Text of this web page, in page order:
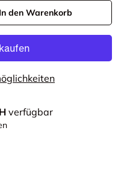
In den Warenkorb
verfügbar